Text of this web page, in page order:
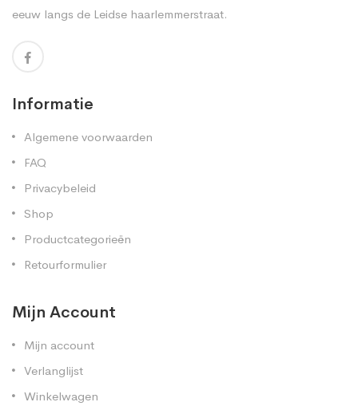
eeuw langs de Leidse haarlemmerstraat.
Informatie
Algemene voorwaarden
FAQ
Privacybeleid
Shop
Productcategorieën
Retourformulier
Mijn Account
Mijn account
Verlanglijst
Winkelwagen